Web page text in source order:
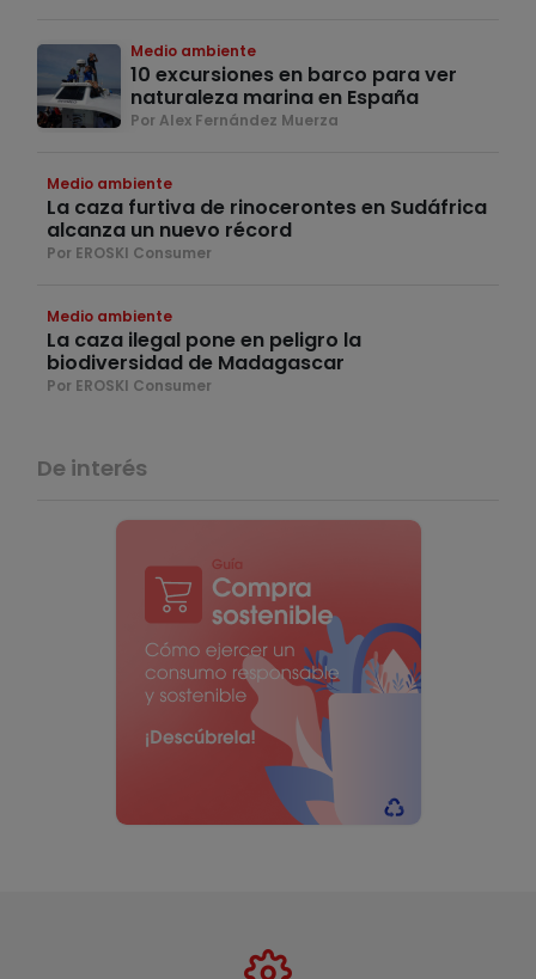
Medio ambiente
10 excursiones en barco para ver
naturaleza marina en España
Por Alex Fernández Muerza
Medio ambiente
La caza furtiva de rinocerontes en Sudáfrica
alcanza un nuevo récord
Por EROSKI Consumer
Medio ambiente
La caza ilegal pone en peligro la
biodiversidad de Madagascar
Por EROSKI Consumer
De interés